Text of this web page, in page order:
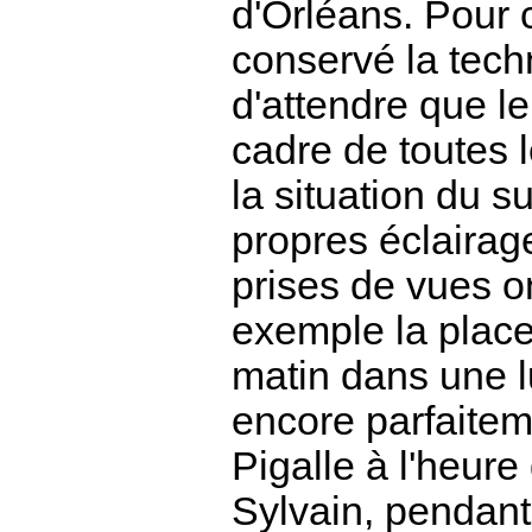
d'Orléans. Pour
conservé la
d'attendre que
cadre de toutes
la situation du
propres
prises de vues
exemple la
matin dans une
encore
Pigalle à l'heure
Sylvain,